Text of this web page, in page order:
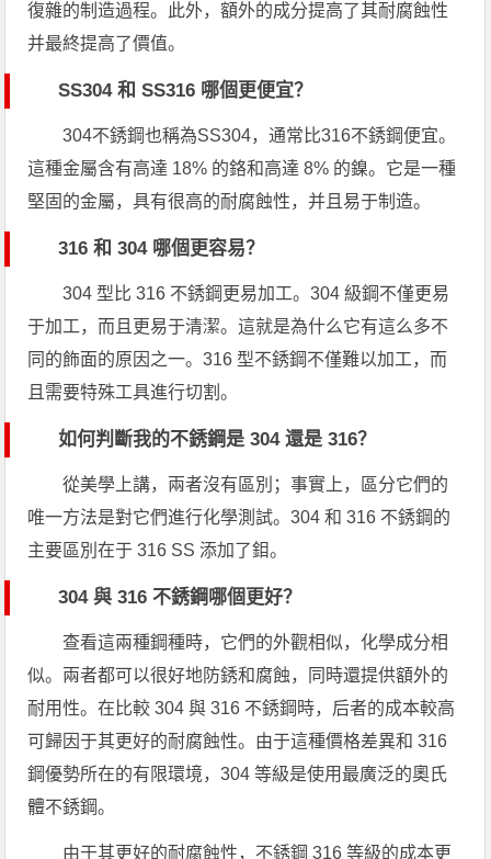
復雜的制造過程。此外，額外的成分提高了其耐腐蝕性
并最終提高了價值。
SS304 和 SS316 哪個更便宜？
304不銹鋼也稱為SS304，通常比316不銹鋼便宜。
這種金屬含有高達 18% 的鉻和高達 8% 的鎳。它是一種
堅固的金屬，具有很高的耐腐蝕性，并且易于制造。
316 和 304 哪個更容易？
304 型比 316 不銹鋼更易加工。304 級鋼不僅更易
于加工，而且更易于清潔。這就是為什么它有這么多不
同的飾面的原因之一。316 型不銹鋼不僅難以加工，而
且需要特殊工具進行切割。
如何判斷我的不銹鋼是 304 還是 316？
從美學上講，兩者沒有區別；事實上，區分它們的
唯一方法是對它們進行化學測試。304 和 316 不銹鋼的
主要區別在于 316 SS 添加了鉬。
304 與 316 不銹鋼哪個更好？
查看這兩種鋼種時，它們的外觀相似，化學成分相
似。兩者都可以很好地防銹和腐蝕，同時還提供額外的
耐用性。在比較 304 與 316 不銹鋼時，后者的成本較高
可歸因于其更好的耐腐蝕性。由于這種價格差異和 316
鋼優勢所在的有限環境，304 等級是使用最廣泛的奧氏
體不銹鋼。
由于其更好的耐腐蝕性，不銹鋼 316 等級的成本更